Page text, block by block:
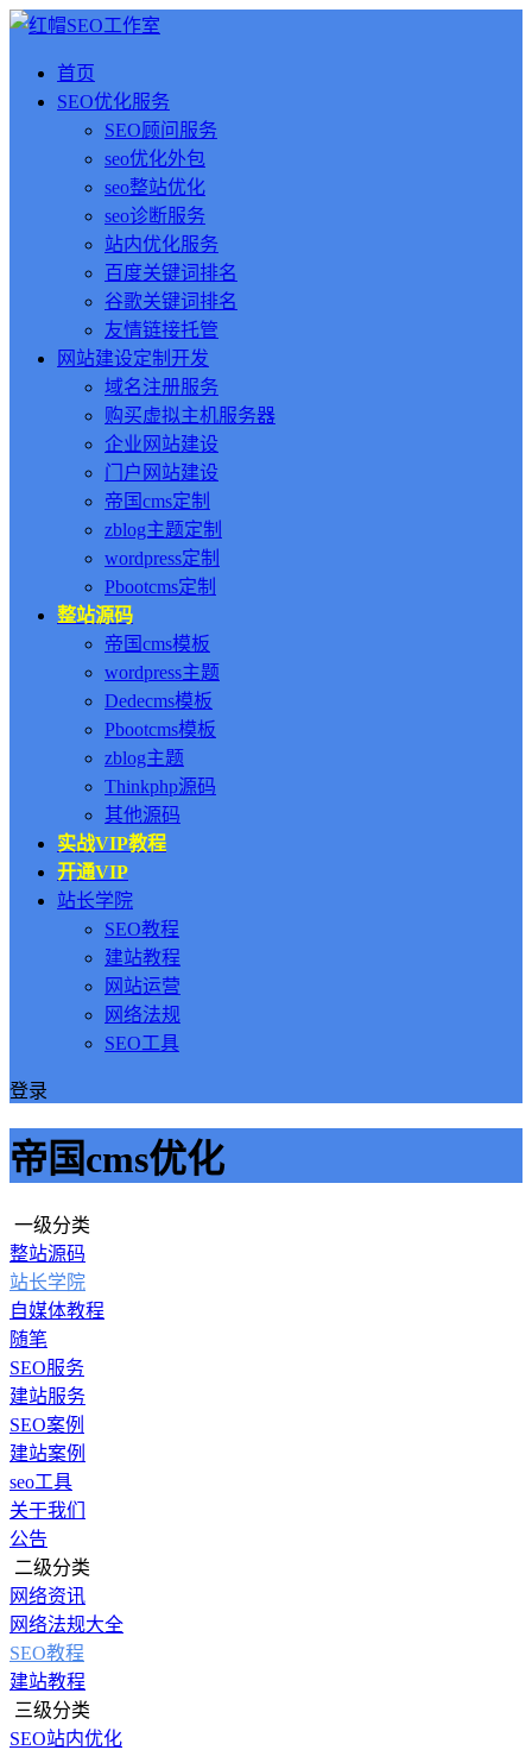
首页
SEO优化服务
SEO顾问服务
seo优化外包
seo整站优化
seo诊断服务
站内优化服务
百度关键词排名
谷歌关键词排名
友情链接托管
网站建设定制开发
域名注册服务
购买虚拟主机服务器
企业网站建设
门户网站建设
帝国cms定制
zblog主题定制
wordpress定制
Pbootcms定制
整站源码
帝国cms模板
wordpress主题
Dedecms模板
Pbootcms模板
zblog主题
Thinkphp源码
其他源码
实战VIP教程
开通VIP
站长学院
SEO教程
建站教程
网站运营
网络法规
SEO工具
登录
帝国cms优化
一级分类
整站源码
站长学院
自媒体教程
随笔
SEO服务
建站服务
SEO案例
建站案例
seo工具
关于我们
公告
二级分类
网络资讯
网络法规大全
SEO教程
建站教程
三级分类
SEO站内优化